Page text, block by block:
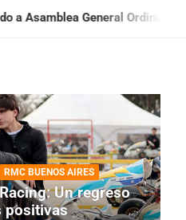
IAME SERIES
RMC BUENOS AIRES
Un regreso
positivas